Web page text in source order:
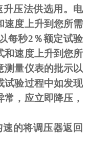
压法供选用。电
速度上升到您所需
每秒2％额定试验
和速度上升到您所
测量仪表的批示以
试验过程中如发现
，应立即降压，
的将调压器返回